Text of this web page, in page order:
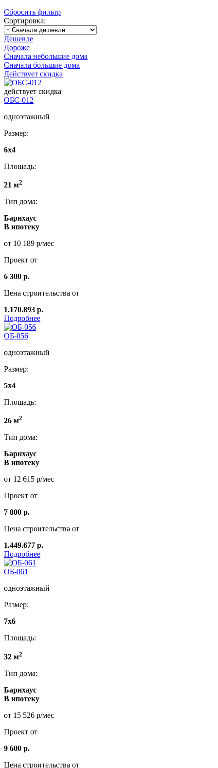
Сбросить фильтр
Сортировка:
Дешевле
Дороже
Сначала небольшие дома
Сначала большие дома
Действует скидка
действует скидка
ОБС-012
одноэтажный
Размер:
6х4
Площадь:
21 м2
Тип дома:
Барнхаус
В ипотеку
от 10 189 р/мес
Проект от
6 300 р.
Цена строительства от
1.170.893 р.
Подробнее
ОБ-056
одноэтажный
Размер:
5x4
Площадь:
26 м2
Тип дома:
Барнхаус
В ипотеку
от 12 615 р/мес
Проект от
7 800 р.
Цена строительства от
1.449.677 р.
Подробнее
ОБ-061
одноэтажный
Размер:
7x6
Площадь:
32 м2
Тип дома:
Барнхаус
В ипотеку
от 15 526 р/мес
Проект от
9 600 р.
Цена строительства от